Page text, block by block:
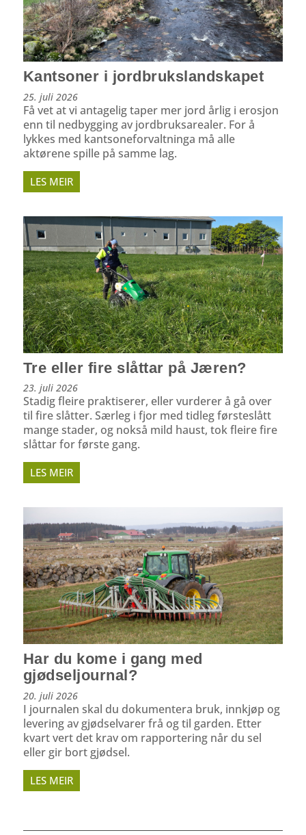
Kantsoner i jordbrukslandskapet
25. juli 2026
Få vet at vi antagelig taper mer jord årlig i erosjon
enn til nedbygging av jordbruksarealer. For å
lykkes med kantsoneforvaltninga må alle
aktørene spille på samme lag.
LES MEIR
Tre eller fire slåttar på Jæren?
23. juli 2026
Stadig fleire praktiserer, eller vurderer å gå over
til fire slåtter. Særleg i fjor med tidleg førsteslått
mange stader, og nokså mild haust, tok fleire fire
slåttar for første gang.
LES MEIR
Har du kome i gang med
gjødseljournal?
20. juli 2026
I journalen skal du dokumentera bruk, innkjøp og
levering av gjødselvarer frå og til garden. Etter
kvart vert det krav om rapportering når du sel
eller gir bort gjødsel.
LES MEIR